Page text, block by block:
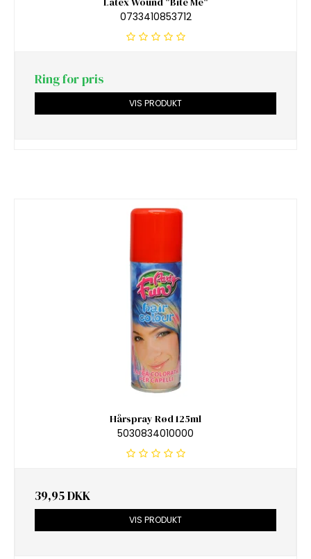
0733410853712
Ring for pris
VIS PRODUKT
Hårspray Rød 125ml
5030834010000
39,95 DKK
VIS PRODUKT